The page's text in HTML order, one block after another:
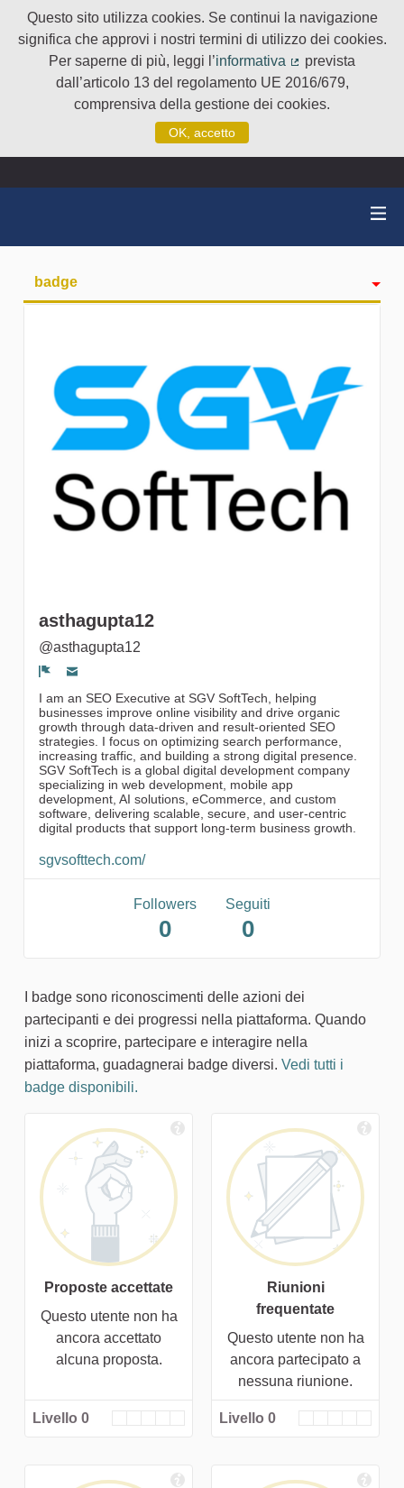
Questo sito utilizza cookies. Se continui la navigazione
significa che approvi i nostri termini di utilizzo dei cookies.
Per saperne di più, leggi l’informativa
(Collegamento
prevista
dall’articolo 13 del regolamento UE 2016/679,
comprensiva della gestione dei cookies.
OK, accetto
badge
Followers
gruppi
asthagupta12
@asthagupta12
Segnala un problema
I am an SEO Executive at SGV SoftTech, helping
businesses improve online visibility and drive organic
growth through data-driven and result-oriented SEO
strategies. I focus on optimizing search performance,
increasing traffic, and building a strong digital presence.
SGV SoftTech is a global digital development company
specializing in web development, mobile app
development, AI solutions, eCommerce, and custom
software, delivering scalable, secure, and user-centric
digital products that support long-term business growth.
sgvsofttech.com/
Followers
0
Seguiti
0
I badge sono riconoscimenti delle azioni dei
partecipanti e dei progressi nella piattaforma. Quando
inizi a scoprire, partecipare e interagire nella
piattaforma, guadagnerai badge diversi. Vedi tutti i
badge disponibili.
Proposte accettate
Questo utente non ha
ancora accettato
alcuna proposta.
Livello 0
Riunioni
frequentate
Questo utente non ha
ancora partecipato a
nessuna riunione.
Livello 0